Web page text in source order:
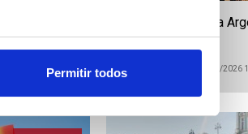
Permitir todos
Grécia: Incêndio na
Data: 01/08/2026